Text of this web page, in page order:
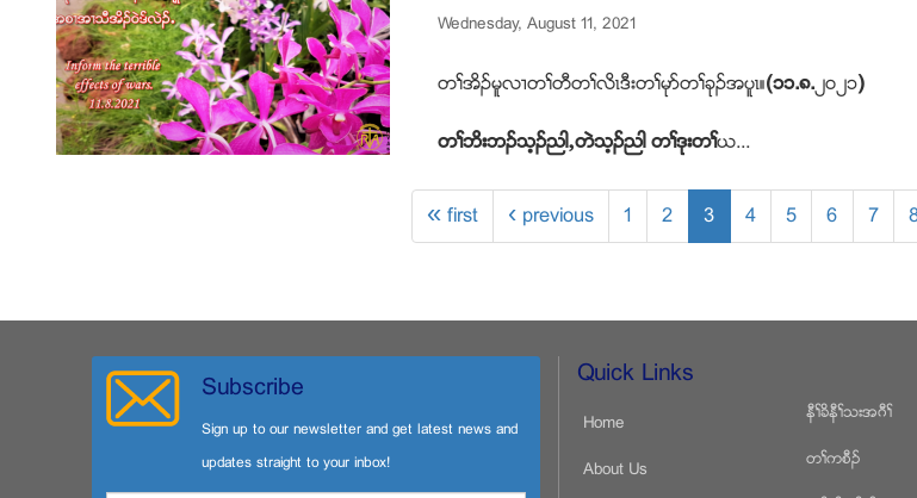
Wednesday, August 11, 2021
တႈအိဥမူလ႕တႈတီတႈလိၚဒီးတႈမုဏတႈခုဥအပူၚ။(၁၁.၈. ၂၀၂၁)
တႈဘိးဘဥသ့ဥညါယတဲသ့ဥညါ တႈဒုးတႈဎ...
« first ‹ previous 1 2 3 4 5 6 7
Subscribe
Sign up to our newsletter and get latest news and
updates straight to your inbox!
Quick Links
Home
About Us
နီႈခိနီႈသးအဂီႈ
တႈကစီဥ